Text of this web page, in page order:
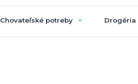
Chovateľské potreby Drogéria